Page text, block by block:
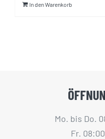
In den Warenkorb
Mo. bis Do.
Fr.